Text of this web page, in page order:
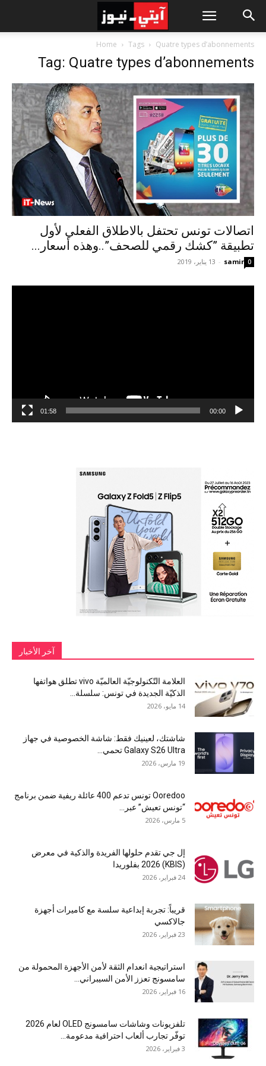
Home Tags Quatre types d’abonnements
Tag: Quatre types d’abonnements
اتصالات تونس تحتفل بالاطلاق الفعلي لأول
تطبيقة ”كشك رقمي للصحف”..وهذه أسعار...
samir
- 13 يناير، 2019 0
00:00
01:58
آخر الأخبار
العلامة التّكنولوجيّة العالميّة vivo تطلق هواتفها
الذكيّة الجديدة في تونس: سلسلة...
14 مايو، 2026
شاشتك، لعينيك فقط: شاشة الخصوصية في جهاز
Galaxy S26 Ultra تحمي...
19 مارس، 2026
Ooredoo تونس تدعم 400 عائلة ريفية ضمن برنامج
“تونس تعيش” عبر...
5 مارس، 2026
إل جي تقدم حلولها الفريدة والذكية في معرض
(KBIS) 2026 بفلوريدا
24 فبراير، 2026
قريباً: تجربة إبداعية سلسة مع كاميرات أجهزة
جالاكسي
23 فبراير، 2026
استراتيجية انعدام الثقة لأمن الأجهزة المحمولة من
سامسونج تعزز الأمن السيبراني...
16 فبراير، 2026
تلفزيونات وشاشات سامسونج OLED لعام 2026
توفّر تجارب ألعاب احترافية مدعومة...
3 فبراير، 2026